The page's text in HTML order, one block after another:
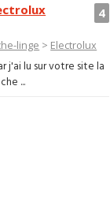
4
linge > Electrolux
j'ai lu sur votre site la
...